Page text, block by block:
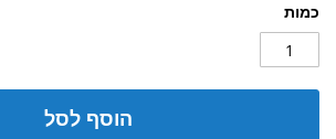
כמות
הוסף לסל